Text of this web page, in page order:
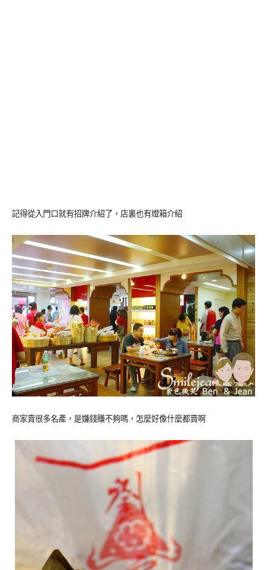
記得從入門口就有招牌介紹了，店裏也有燈箱介紹
商家賣很多名產，是嫌錢賺不夠嗎，怎麼好像什麼都賣啊